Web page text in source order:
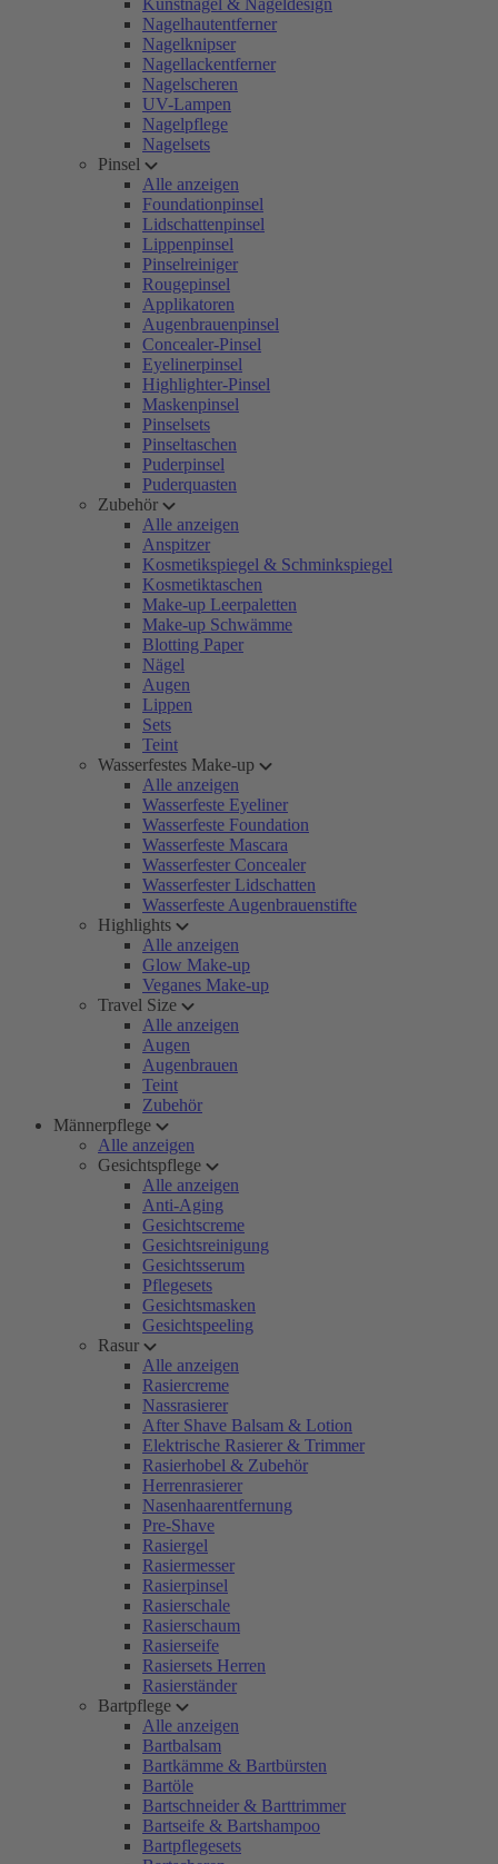
Kunstnägel & Nageldesign
Nagelhautentferner
Nagelknipser
Nagellackentferner
Nagelscheren
UV-Lampen
Nagelpflege
Nagelsets
Pinsel
Alle anzeigen
Foundationpinsel
Lidschattenpinsel
Lippenpinsel
Pinselreiniger
Rougepinsel
Applikatoren
Augenbrauenpinsel
Concealer-Pinsel
Eyelinerpinsel
Highlighter-Pinsel
Maskenpinsel
Pinselsets
Pinseltaschen
Puderpinsel
Puderquasten
Zubehör
Alle anzeigen
Anspitzer
Kosmetikspiegel & Schminkspiegel
Kosmetiktaschen
Make-up Leerpaletten
Make-up Schwämme
Blotting Paper
Nägel
Augen
Lippen
Sets
Teint
Wasserfestes Make-up
Alle anzeigen
Wasserfeste Eyeliner
Wasserfeste Foundation
Wasserfeste Mascara
Wasserfester Concealer
Wasserfester Lidschatten
Wasserfeste Augenbrauenstifte
Highlights
Alle anzeigen
Glow Make-up
Veganes Make-up
Travel Size
Alle anzeigen
Augen
Augenbrauen
Teint
Zubehör
Männerpflege
Alle anzeigen
Gesichtspflege
Alle anzeigen
Anti-Aging
Gesichtscreme
Gesichtsreinigung
Gesichtsserum
Pflegesets
Gesichtsmasken
Gesichtspeeling
Rasur
Alle anzeigen
Rasiercreme
Nassrasierer
After Shave Balsam & Lotion
Elektrische Rasierer & Trimmer
Rasierhobel & Zubehör
Herrenrasierer
Nasenhaarentfernung
Pre-Shave
Rasiergel
Rasiermesser
Rasierpinsel
Rasierschale
Rasierschaum
Rasierseife
Rasiersets Herren
Rasierständer
Bartpflege
Alle anzeigen
Bartbalsam
Bartkämme & Bartbürsten
Bartöle
Bartschneider & Barttrimmer
Bartseife & Bartshampoo
Bartpflegesets